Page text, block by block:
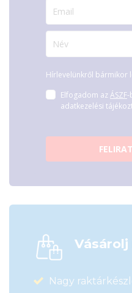
Hírlevelünkről bármikor
Elfogadom az ÁSZF-
adatkezelési
Vásárolj
Nagy